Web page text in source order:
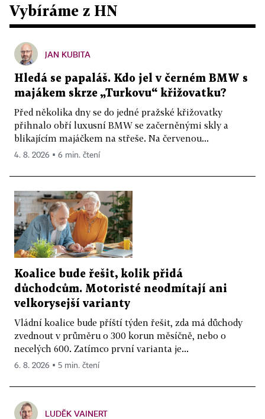
Vybíráme z HN
JAN KUBITA
Hledá se papaláš. Kdo jel v černém BMW s
majákem skrze „Turkovu“ křižovatku?
Před několika dny se do jedné pražské křižovatky
přihnalo obří luxusní BMW se začerněnými skly a
blikajícím majáčkem na střeše. Na červenou...
4. 8. 2026 ▪ 6 min. čtení
Koalice bude řešit, kolik přidá
důchodcům. Motoristé neodmítají ani
velkorysejší varianty
Vládní koalice bude příští týden řešit, zda má důchody
zvednout v průměru o 300 korun měsíčně, nebo o
necelých 600. Zatímco první varianta je...
6. 8. 2026 ▪ 5 min. čtení
LUDĚK VAINERT